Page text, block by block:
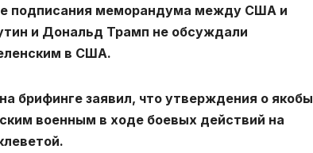
подписания меморандума между США и
и Дональд Трамп не обсуждали
в США.
брифинге заявил, что утверждения о якобы
военным в ходе боевых действий на